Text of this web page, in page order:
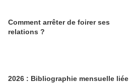
Comment arrêter de foirer ses
relations ?
2026 : Bibliographie mensuelle liée